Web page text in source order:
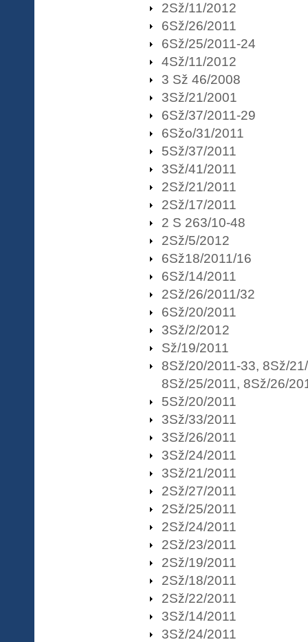
2Sž/11/2012
6Sž/26/2011
6Sž/25/2011-24
4Sž/11/2012
3 Sž 46/2008
3Sž/21/2001
6Sž/37/2011-29
6Sžo/31/2011
5Sž/37/2011
3Sž/41/2011
2Sž/21/2011
2Sž/17/2011
2 S 263/10-48
2Sž/5/2012
6Sž18/2011/16
6Sž/14/2011
2Sž/26/2011/32
6Sž/20/2011
3Sž/2/2012
Sž/19/2011
8Sž/20/2011-33, 8Sž/
8Sž/25/2011, 8Sž/26/
5Sž/20/2011
3Sž/33/2011
3Sž/26/2011
3Sž/24/2011
3Sž/21/2011
2Sž/27/2011
2Sž/25/2011
2Sž/24/2011
2Sž/23/2011
2Sž/19/2011
2Sž/18/2011
2Sž/22/2011
3Sž/14/2011
3Sž/24/2011